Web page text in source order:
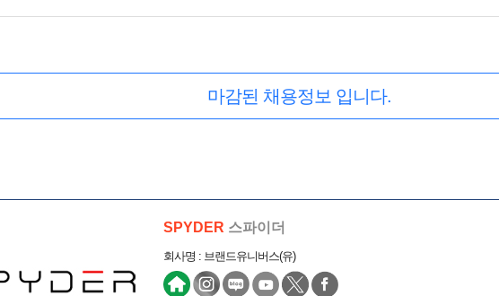
마감된 채용정보 입니다.
SPYDER 스파이더
회사명 : 브랜드유니버스(유)